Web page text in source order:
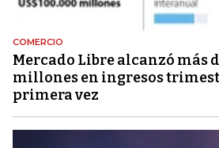
COMERCIO
Mercado Libre alcanzó más
millones en ingresos
primera vez